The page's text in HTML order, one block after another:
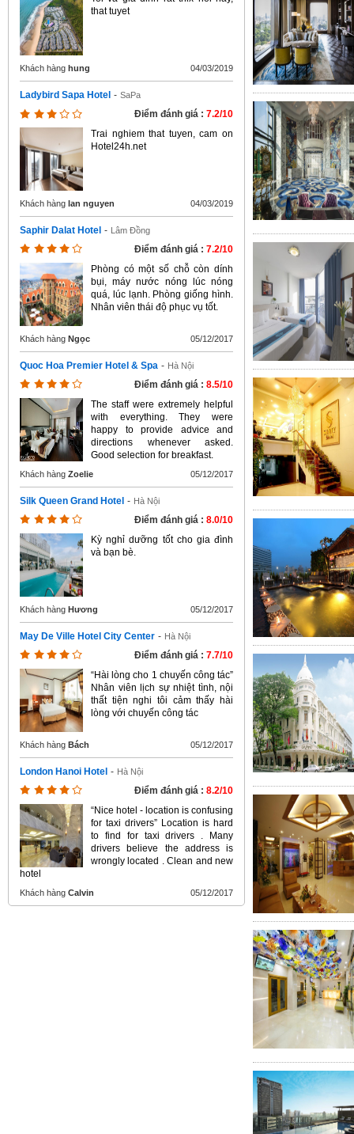
that tuyet
Khách hàng hung 04/03/2019
Ladybird Sapa Hotel - SaPa
Điểm đánh giá : 7.2/10
Trai nghiem that tuyen, cam on
Hotel24h.net
Khách hàng lan nguyen 04/03/2019
Saphir Dalat Hotel - Lâm Đồng
Điểm đánh giá : 7.2/10
Phòng có một số chỗ còn dính
bụi, máy nước nóng lúc nóng
quá, lúc lạnh. Phòng giống hình.
Nhân viên thái độ phục vụ tốt.
Khách hàng Ngọc 05/12/2017
Quoc Hoa Premier Hotel & Spa - Hà Nội
Điểm đánh giá : 8.5/10
The staff were extremely helpful
with everything. They were
happy to provide advice and
directions whenever asked.
Good selection for breakfast.
Khách hàng Zoelie 05/12/2017
Silk Queen Grand Hotel - Hà Nội
Điểm đánh giá : 8.0/10
Kỳ nghỉ dưỡng tốt cho gia đình
và bạn bè.
Khách hàng Hương 05/12/2017
May De Ville Hotel City Center - Hà Nội
Điểm đánh giá : 7.7/10
“Hài lòng cho 1 chuyến công tác”
Nhân viên lịch sự nhiệt tình, nội
thất tiện nghi tôi cảm thấy hài
lòng với chuyến công tác
Khách hàng Bách 05/12/2017
London Hanoi Hotel - Hà Nội
Điểm đánh giá : 8.2/10
“Nice hotel - location is confusing
for taxi drivers” Location is hard
to find for taxi drivers . Many
drivers believe the address is
wrongly located . Clean and new
hotel
Khách hàng Calvin 05/12/2017